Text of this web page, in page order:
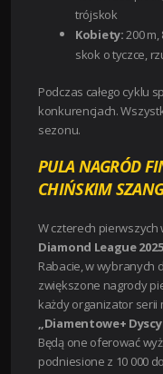
trójskok
Kobiety:200 m,
skok o tyczce,
Podczas całego cyklu
konkurencjach.
sezonu.
PULA NAGRÓD
CHIŃSKIM
W czterech
Diamond League 2025
Rabacie, w wybranych
zwiększone nagrody
każdy organizator serii
„Diamentowe+
Będą one oferować
podniesione z 10 000